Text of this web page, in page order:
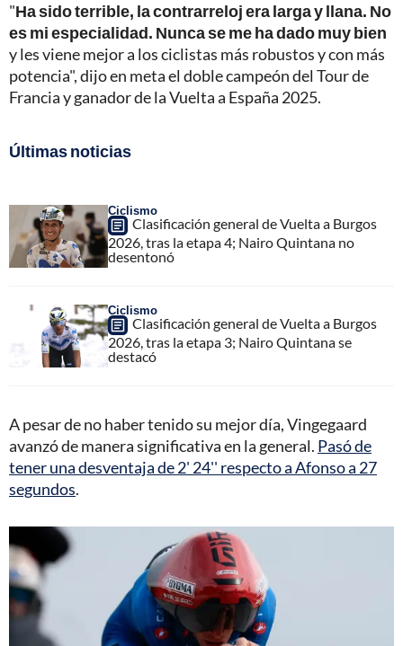
"Ha sido terrible, la contrarreloj era larga y llana. No
es mi especialidad. Nunca se me ha dado muy bien
y les viene mejor a los ciclistas más robustos y con más
potencia", dijo en meta el doble campeón del Tour de
Francia y ganador de la Vuelta a España 2025.
Últimas noticias
Ciclismo
Clasificación general de Vuelta a Burgos
2026, tras la etapa 4; Nairo Quintana no
desentonó
Ciclismo
Clasificación general de Vuelta a Burgos
2026, tras la etapa 3; Nairo Quintana se
destacó
A pesar de no haber tenido su mejor día, Vingegaard
avanzó de manera significativa en la general. Pasó de
tener una desventaja de 2' 24'' respecto a Afonso a 27
segundos.